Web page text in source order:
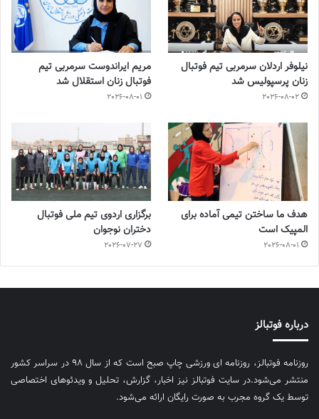
نیلوفر اردلان سرمربی تیم فوتبال
زنان پرسپولیس شد
2026-08-02
مریم ایراندوست سرمربی تیم
فوتبال زنان استقلال شد
2026-08-01
هدف ما ساختن تیمی آماده برای
المپیک است
2026-08-01
برگزاری اردوی تیم ملی فوتبال
دختران نوجوان
2026-07-27
درباره فوتبالز
روزنامه فوتبالز، روزنامه ای ورزشی چاپ صبح است که از سال ۹۸ در سراسر کشور
منتشر می‌شود.در سایت فوتبالز نیز اخبار، گزارش، تحلیل و ویدئوهای اختصاصی
توسط یک گروه مجرب به صورت رایگان ارائه می‌شود.